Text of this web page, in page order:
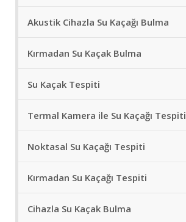
Akustik Cihazla Su Kaçağı Bulma
Kırmadan Su Kaçak Bulma
Su Kaçak Tespiti
Termal Kamera ile Su Kaçağı Tespiti
Noktasal Su Kaçağı Tespiti
Kırmadan Su Kaçağı Tespiti
Cihazla Su Kaçak Bulma